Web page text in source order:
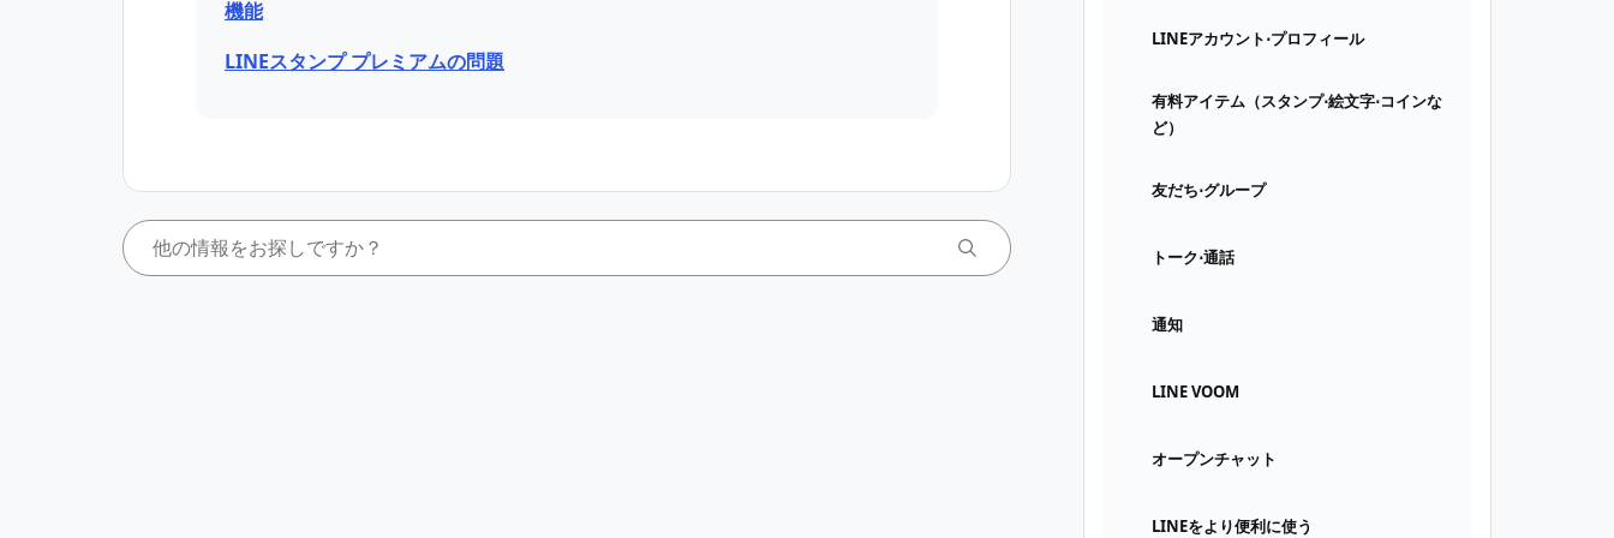
LINEアカウント⋅プロフィール
有料アイテム（スタンプ⋅絵文字⋅コインな
ど）
友だち⋅グループ
トーク⋅通話
通知
LINE VOOM
オープンチャット
LINEをより便利に使う
機能
LINEスタンプ プレミアムの問題